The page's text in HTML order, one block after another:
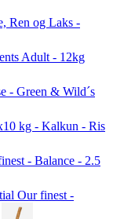
Ren og Laks -
Adult - 12kg
- Green & Wild´s
kg - Kalkun - Ris
- Balance - 2.5
Our finest -